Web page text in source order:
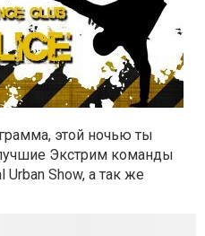
этой ночью ты
Экстрим команды
Urban Show, а так же